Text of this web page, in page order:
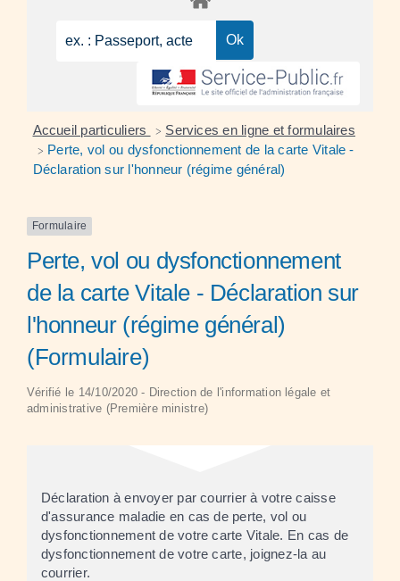
Accueil particuliers > Services en ligne et formulaires
> Perte, vol ou dysfonctionnement de la carte Vitale -
Déclaration sur l'honneur (régime général)
Formulaire
Perte, vol ou dysfonctionnement
de la carte Vitale - Déclaration sur
l'honneur (régime général)
(Formulaire)
Vérifié le 14/10/2020 - Direction de l'information légale et
administrative (Première ministre)
Déclaration à envoyer par courrier à votre caisse
d'assurance maladie en cas de perte, vol ou
dysfonctionnement de votre carte Vitale. En cas de
dysfonctionnement de votre carte, joignez-la au
courrier.